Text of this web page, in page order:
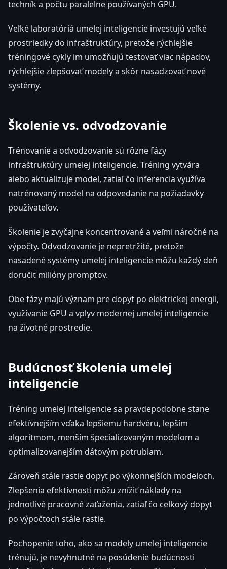
techník a počtu paralelne používaných GPU.
Veľké laboratóriá umelej inteligencie investujú veľké
prostriedky do infraštruktúry, pretože rýchlejšie
tréningové cykly im umožňujú testovať viac nápadov,
rýchlejšie zlepšovať modely a skôr nasadzovať nové
systémy.
Školenie vs. odvodzovanie
Trénovanie a odvodzovanie sú rôzne fázy
infraštruktúry umelej inteligencie. Tréning vytvára
alebo aktualizuje model, zatiaľ čo inferencia využíva
natrénovaný model na odpovedanie na požiadavky
používateľov.
Školenie je zvyčajne koncentrované a veľmi náročné na
výpočty. Odvodzovanie je nepretržité, pretože
nasadené systémy umelej inteligencie môžu každý deň
doručiť milióny promptov.
Obe fázy majú význam pre dopyt po elektrickej energii,
využívanie GPU a vplyv modernej umelej inteligencie
na životné prostredie.
Budúcnosť školenia umelej
inteligencie
Tréning umelej inteligencie sa pravdepodobne stane
efektívnejším vďaka lepšiemu hardvéru, lepším
algoritmom, menším špecializovaným modelom a
optimalizovanejším dátovým potrubiam.
Zároveň stále rastie dopyt po výkonnejších modeloch.
Zlepšenia efektívnosti môžu znížiť náklady na
jednotlivé pracovné zaťaženia, zatiaľ čo celkový dopyt
po výpočtoch stále rastie.
Pochopenie toho, ako sa modely umelej inteligencie
trénujú, je nevyhnutné na posúdenie budúcnosti